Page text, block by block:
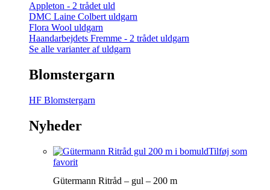
Appleton - 2 trådet uld
DMC Laine Colbert uldgarn
Flora Wool uldgarn
Haandarbejdets Fremme - 2 trådet uldgarn
Se alle varianter af uldgarn
Blomstergarn
HF Blomstergarn
Nyheder
Tilføj som
favorit
Gütermann Ritråd – gul – 200 m